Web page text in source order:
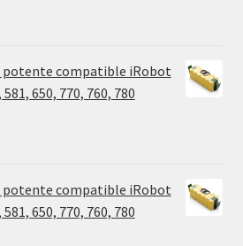
potente compatible iRobot
650, 770, 760, 780
potente compatible iRobot
650, 770, 760, 780